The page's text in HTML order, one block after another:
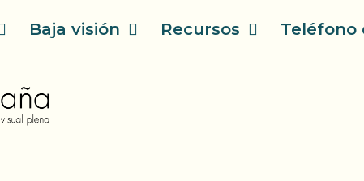
Baja visión Recursos Teléfono